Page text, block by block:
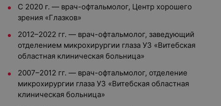
C 2020 г. — врач-офтальмолог, Центр хорошего
зрения «Глазков»
2012–2022 гг. — врач-офтальмолог, заведующий
отделением микрохирургии глаза УЗ «Витебская
областная клиническая больница»
2007–2012 гг. — врач-офтальмолог, отделение
микрохирургии глаза УЗ «Витебская областная
клиническая больница»